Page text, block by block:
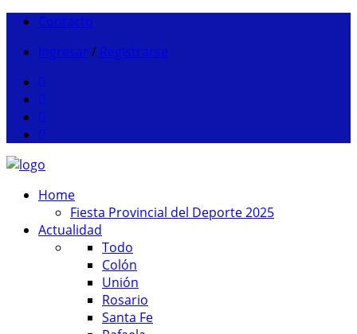
Contacto
Ingresar / Registrarse
Home
Fiesta Provincial del Deporte 2025
Actualidad
Todo
Colón
Unión
Rosario
Santa Fe